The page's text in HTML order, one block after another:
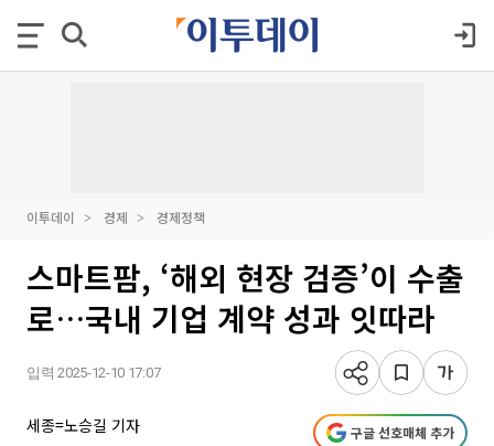
이투데이 경제 경제정책
스마트팜, ‘해외 현장 검증’이 수출
로…국내 기업 계약 성과 잇따라
입력 2025-12-10 17:07
세종=노승길 기자 구글 선호매체 추가